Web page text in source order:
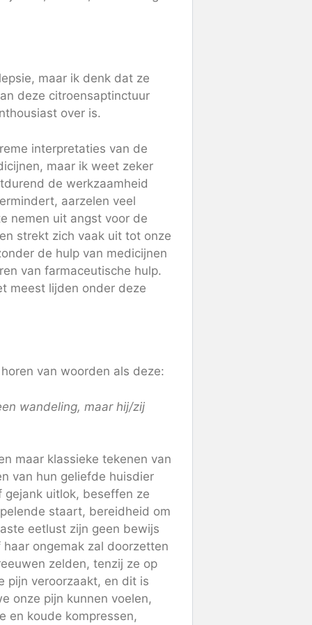
maar ik denk dat ze
deze citroensaptinctuur
over is.
interpretaties van de
maar ik weet zeker
de werkzaamheid
aarzelen veel
nemen uit angst voor de
strekt zich vaak uit tot onze
de hulp van medicijnen
van farmaceutische hulp.
meest lijden onder deze
van woorden als deze:
wandeling, maar hij/zij
maar klassieke tekenen van
van hun geliefde huisdier
gejank uitlok, beseffen ze
staart, bereidheid om
eetlust zijn geen bewijs
ongemak zal doorzetten
zelden, tenzij ze op
pijn veroorzaakt, en dit is
onze pijn kunnen voelen,
en koude kompressen,